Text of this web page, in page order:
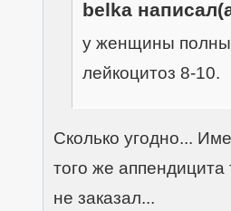
belka
у женщины
лейкоцитоз 8-10.
Сколько угодно...
того же
не заказал...